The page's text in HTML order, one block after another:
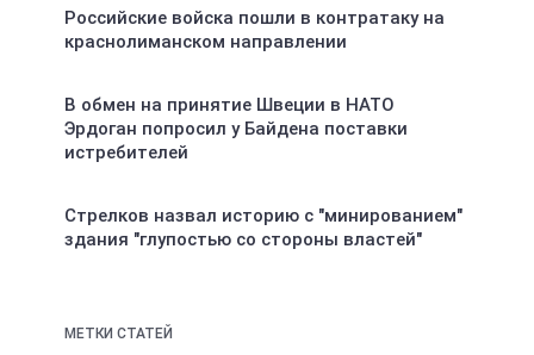
Российские войска пошли в контратаку на
краснолиманском направлении
В обмен на принятие Швеции в НАТО
Эрдоган попросил у Байдена поставки
истребителей
Стрелков назвал историю с "минированием"
здания "глупостью со стороны властей"
МЕТКИ СТАТЕЙ